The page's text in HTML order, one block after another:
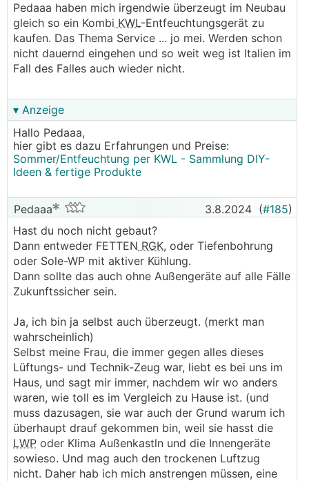
Pedaaa haben mich irgendwie überzeugt im Neubau
gleich so ein Kombi KWL-Entfeuchtungsgerät zu
kaufen. Das Thema Service ... jo mei. Werden schon
nicht dauernd eingehen und so weit weg ist Italien im
Fall des Falles auch wieder nicht.
▾ Anzeige
Hallo Pedaaa,
hier gibt es dazu Erfahrungen und Preise:
Sommer/Entfeuchtung per KWL - Sammlung DIY-
Ideen & fertige Produkte
Pedaaa 3.8.2024 (#185)
Hast du noch nicht gebaut?
Dann entweder FETTEN RGK, oder Tiefenbohrung
oder Sole-WP mit aktiver Kühlung.
Dann sollte das auch ohne Außengeräte auf alle Fälle
Zukunftssicher sein.
Ja, ich bin ja selbst auch überzeugt. (merkt man
wahrscheinlich)
Selbst meine Frau, die immer gegen alles dieses
Lüftungs- und Technik-Zeug war, liebt es bei uns im
Haus, und sagt mir immer, nachdem wir wo anders
waren, wie toll es im Vergleich zu Hause ist. (und
muss dazusagen, sie war auch der Grund warum ich
überhaupt drauf gekommen bin, weil sie hasst die
LWP oder Klima Außenkastln und die Innengeräte
sowieso. Und mag auch den trockenen Luftzug
nicht. Daher hab ich mich anstrengen müssen, eine